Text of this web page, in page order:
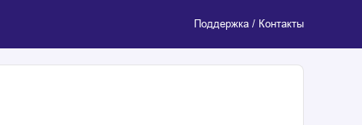
Поддержка / Контакты